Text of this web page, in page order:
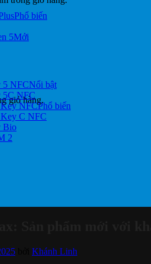
giỏ hàng.
5
5 NFC
5C NFC
NFC
C NFC
Bio
2
Khánh Linh